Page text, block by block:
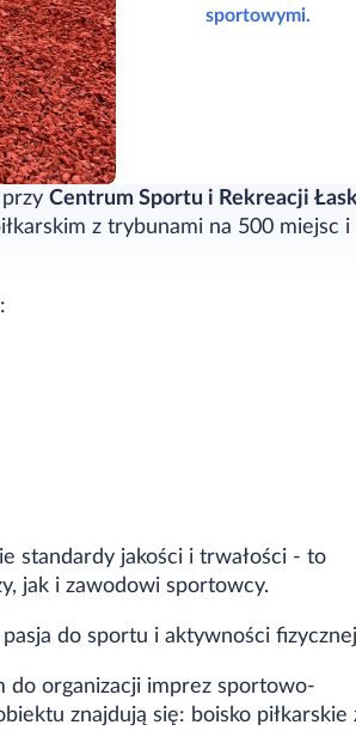
sportowymi.
przy Centrum Sportu i Rekreacji
z trybunami na 500 miejsc i
standardy jakości i trwałości - to
jak i zawodowi sportowcy.
do sportu i aktywności
do organizacji imprez sportowo-
znajdują się: boisko piłkarskie